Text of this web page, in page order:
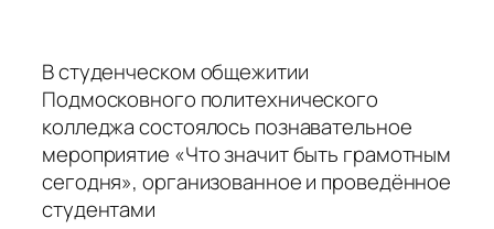
В студенческом общежитии
Подмосковного политехнического
колледжа состоялось познавательное
мероприятие «Что значит быть грамотным
сегодня», организованное и проведённое
студентами